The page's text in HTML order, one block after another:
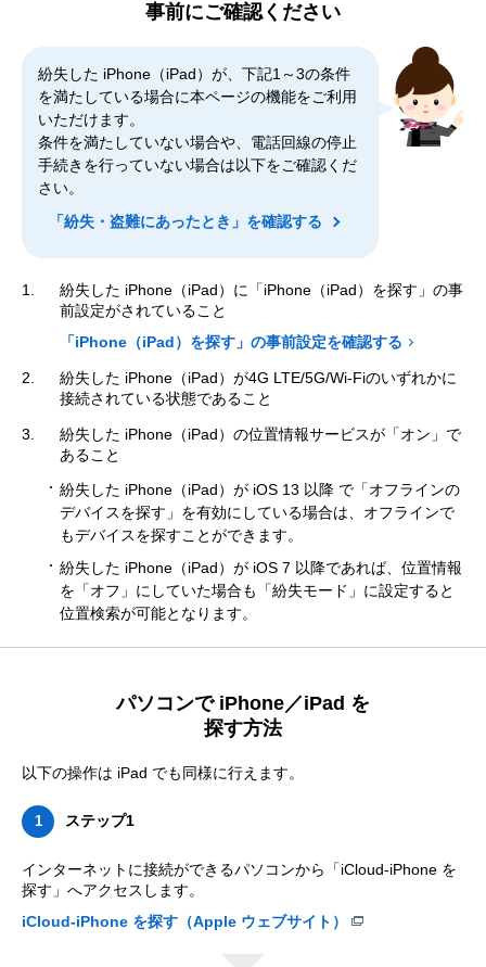
事前にご確認ください
紛失した iPhone（iPad）が、下記1～3の条件
を満たしている場合に本ページの機能をご利用
いただけます。
条件を満たしていない場合や、電話回線の停止
手続きを行っていない場合は以下をご確認くだ
さい。
「紛失・盗難にあったとき」を確認する
紛失した iPhone（iPad）に「iPhone（iPad）を探す」の事
前設定がされていること
「iPhone（iPad）を探す」の事前設定を確認する
紛失した iPhone（iPad）が4G LTE/5G/Wi-Fiのいずれかに
接続されている状態であること
紛失した iPhone（iPad）の位置情報サービスが「オン」で
あること
紛失した iPhone（iPad）が iOS 13 以降 で「オフラインの
デバイスを探す」を有効にしている場合は、オフラインで
もデバイスを探すことができます。
紛失した iPhone（iPad）が iOS 7 以降であれば、位置情報
を「オフ」にしていた場合も「紛失モード」に設定すると
位置検索が可能となります。
パソコンで iPhone／iPad を
探す方法
以下の操作は iPad でも同様に行えます。
1 ステップ1
インターネットに接続ができるパソコンから「iCloud-iPhone を
探す」へアクセスします。
iCloud-iPhone を探す（Apple ウェブサイト）